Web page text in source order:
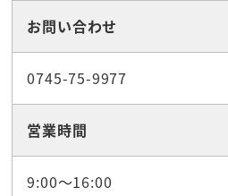
お問い合わせ
0745-75-9977
営業時間
9:00～16:00